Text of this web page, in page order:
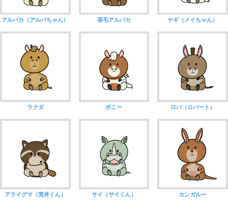
アルパカ（アルパちゃん） 茶毛アルパカ ヤギ（メイちゃん）
ラクダ ポニー ロバ（ロバート）
アライグマ（荒井くん） サイ（サイくん） カンガルー